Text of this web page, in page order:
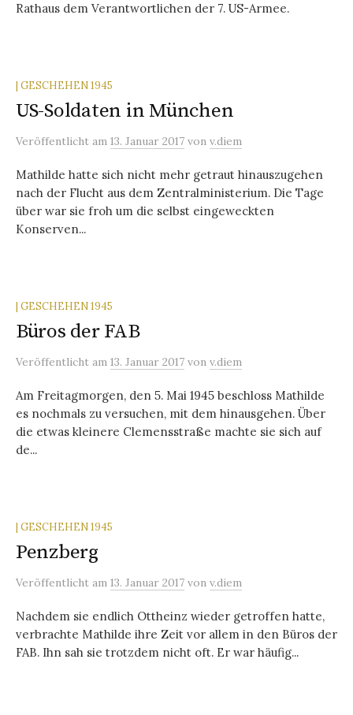
Rathaus dem Verantwortlichen der 7. US-Armee.
| GESCHEHEN 1945
US-Soldaten in München
Veröffentlicht am 13. Januar 2017 von v.diem
Mathilde hatte sich nicht mehr getraut hinauszugehen
nach der Flucht aus dem Zentralministerium. Die Tage
über war sie froh um die selbst eingeweckten
Konserven...
| GESCHEHEN 1945
Büros der FAB
Veröffentlicht am 13. Januar 2017 von v.diem
Am Freitagmorgen, den 5. Mai 1945 beschloss Mathilde
es nochmals zu versuchen, mit dem hinausgehen. Über
die etwas kleinere Clemensstraße machte sie sich auf
de...
| GESCHEHEN 1945
Penzberg
Veröffentlicht am 13. Januar 2017 von v.diem
Nachdem sie endlich Ottheinz wieder getroffen hatte,
verbrachte Mathilde ihre Zeit vor allem in den Büros der
FAB. Ihn sah sie trotzdem nicht oft. Er war häufig...